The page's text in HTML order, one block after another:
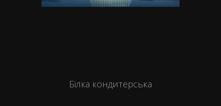
Білка кондитерська